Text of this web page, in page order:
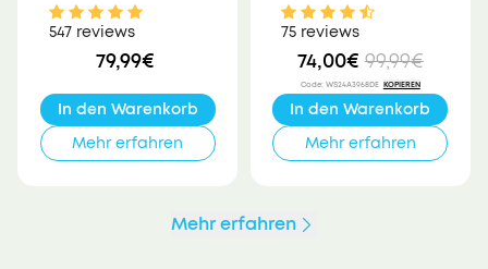
547 reviews
79,99€
In den Warenkorb
Mehr erfahren
75 reviews
74,00€ 99,99€
Code: WS24A3968DE KOPIEREN
In den Warenkorb
Mehr erfahren
Mehr erfahren